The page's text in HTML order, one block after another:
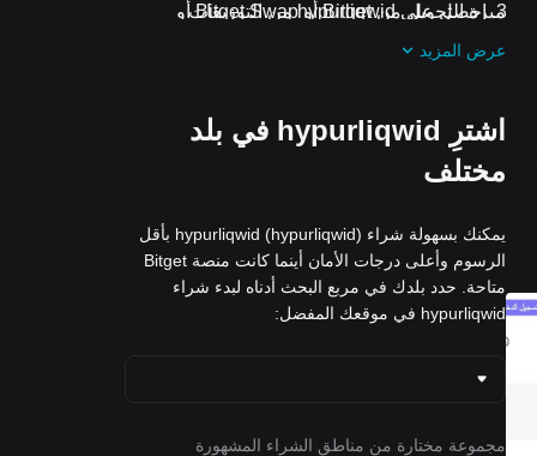
احصل على hypurliqwid من التوزيعات
والعروض الترويجية المستمرة
ميزة التحويل من Bitget أو Bitget Swap أو
عرض المزيد
اشترِ hypurliqwid في بلد
مختلف
يمكنك بسهولة شراء hypurliqwid (hypurliqwid) بأقل
الرسوم وأعلى درجات الأمان أينما كانت منصة Bitget
متاحة. حدد بلدك في مربع البحث أدناه لبدء شراء
hypurliqwid في موقعك المفضل:
مجموعة مختارة من مناطق الشراء المشهورة